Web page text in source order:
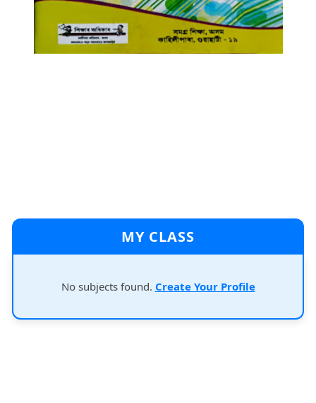
MY CLASS
No subjects found. Create Your Profile